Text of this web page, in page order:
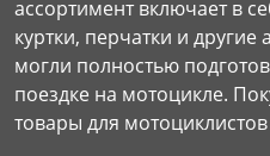
ассортимент включает в
куртки, перчатки и
могли полностью
поездке на мотоцикле.
товары для мотоциклистов